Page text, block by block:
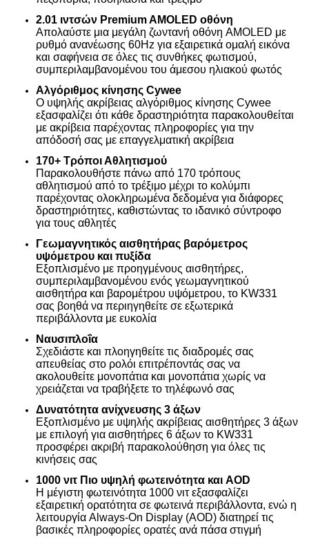
2.01 ιντσών Premium AMOLED οθόνη
Απολαύστε μια μεγάλη ζωντανή οθόνη AMOLED με
ρυθμό ανανέωσης 60Hz για εξαιρετικά ομαλή εικόνα
και σαφήνεια σε όλες τις συνθήκες φωτισμού,
συμπεριλαμβανομένου του άμεσου ηλιακού φωτός
Αλγόριθμος κίνησης Cywee
Ο υψηλής ακρίβειας αλγόριθμος κίνησης Cywee
εξασφαλίζει ότι κάθε δραστηριότητα παρακολουθείται
με ακρίβεια παρέχοντας πληροφορίες για την
απόδοσή σας με επαγγελματική ακρίβεια
170+ Τρόποι Αθλητισμού
Παρακολουθήστε πάνω από 170 τρόπους
αθλητισμού από το τρέξιμο μέχρι το κολύμπι
παρέχοντας ολοκληρωμένα δεδομένα για διάφορες
δραστηριότητες, καθιστώντας το ιδανικό σύντροφο
για τους αθλητές
Γεωμαγνητικός αισθητήρας βαρόμετρος
υψόμετρου και πυξίδα
Εξοπλισμένο με προηγμένους αισθητήρες,
συμπεριλαμβανομένου ενός γεωμαγνητικού
αισθητήρα και βαρομέτρου υψόμετρου, το KW331
σας βοηθά να περιηγηθείτε σε εξωτερικά
περιβάλλοντα με ευκολία
Ναυσιπλοΐα
Σχεδιάστε και πλοηγηθείτε τις διαδρομές σας
απευθείας στο ρολόι επιτρέποντάς σας να
ακολουθείτε μονοπάτια και μονοπάτια χωρίς να
χρειάζεται να τραβήξετε το τηλέφωνό σας
Δυνατότητα ανίχνευσης 3 άξων
Εξοπλισμένο με υψηλής ακρίβειας αισθητήρες 3 άξων
με επιλογή για αισθητήρες 6 άξων το KW331
προσφέρει ακριβή παρακολούθηση για όλες τις
κινήσεις σας
1000 νιτ Πιο υψηλή φωτεινότητα και AOD
Η μέγιστη φωτεινότητα 1000 νιτ εξασφαλίζει
εξαιρετική ορατότητα σε φωτεινά περιβάλλοντα, ενώ η
λειτουργία Always-On Display (AOD) διατηρεί τις
βασικές πληροφορίες ορατές ανά πάσα στιγμή